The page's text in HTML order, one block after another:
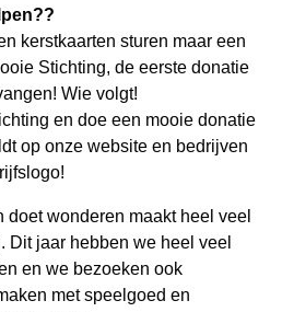
kerstkaarten sturen maar een
Stichting, de eerste donatie
Wie volgt!
en doe een mooie donatie
op onze website en bedrijven
wonderen maakt heel veel
Dit jaar hebben we heel veel
en we bezoeken ook
met speelgoed en